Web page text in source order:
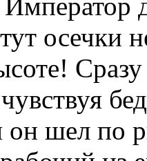
осечки
он шел по